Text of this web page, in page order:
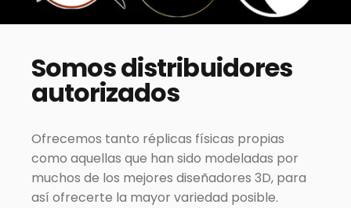
Somosdistribuidores
autorizados
Ofrecemos tanto réplicas físicas propias
como aquellas que han sido modeladas por
muchos de los mejores diseñadores 3D, para
así ofrecerte la mayor variedad posible.